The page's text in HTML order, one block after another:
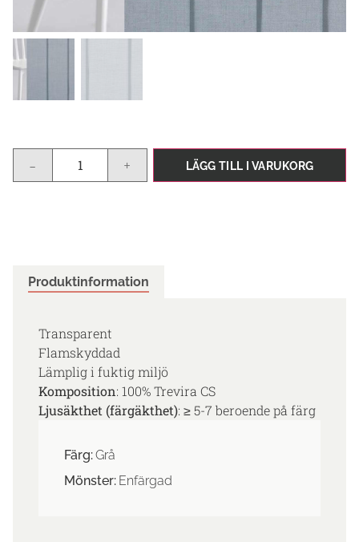
- + LÄGG TILL I VARUKORG
Produktinformation
Transparent
Flamskyddad
Lämplig i fuktig miljö
Komposition: 100% Trevira CS
Ljusäkthet (färgäkthet): ≥ 5-7 beroende på färg
Färg:Grå
Mönster: Enfärgad